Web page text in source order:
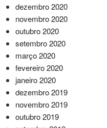
dezembro 2020
novembro 2020
outubro 2020
setembro 2020
março 2020
fevereiro 2020
janeiro 2020
dezembro 2019
novembro 2019
outubro 2019